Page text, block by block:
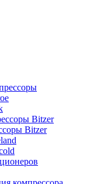
Bitzer
Bitzer